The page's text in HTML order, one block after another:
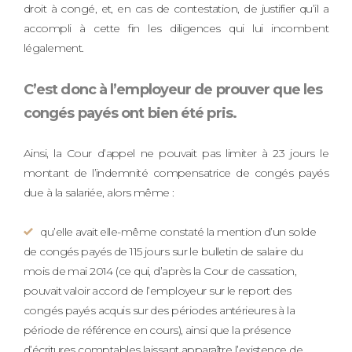
droit à congé, et, en cas de contestation, de justifier qu’il a
accompli à cette fin les diligences qui lui incombent
légalement.
C’est donc à l’employeur de prouver que les
congés payés ont bien été pris.
Ainsi, la Cour d’appel ne pouvait pas limiter à 23 jours le
montant de l’indemnité compensatrice de congés payés
due à la salariée, alors même :
qu’elle avait elle-même constaté la mention d’un solde
de congés payés de 115 jours sur le bulletin de salaire du
mois de mai 2014 (ce qui, d’après la Cour de cassation,
pouvait valoir accord de l’employeur sur le report des
congés payés acquis sur des périodes antérieures à la
période de référence en cours), ainsi que la présence